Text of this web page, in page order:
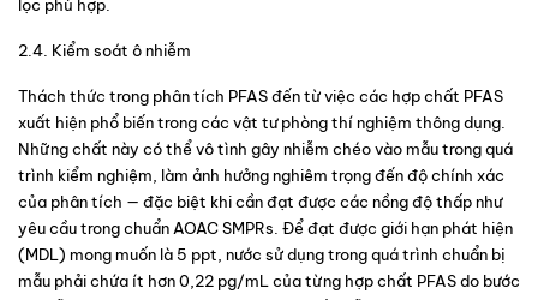
lọc phù hợp.
2.4. Kiểm soát ô nhiễm
Thách thức trong phân tích PFAS đến từ việc các hợp chất PFAS
xuất hiện phổ biến trong các vật tư phòng thí nghiệm thông dụng.
Những chất này có thể vô tình gây nhiễm chéo vào mẫu trong quá
trình kiểm nghiệm, làm ảnh hưởng nghiêm trọng đến độ chính xác
của phân tích — đặc biệt khi cần đạt được các nồng độ thấp như
yêu cầu trong chuẩn AOAC SMPRs. Để đạt được giới hạn phát hiện
(MDL) mong muốn là 5 ppt, nước sử dụng trong quá trình chuẩn bị
mẫu phải chứa ít hơn 0,22 pg/mL của từng hợp chất PFAS do bước